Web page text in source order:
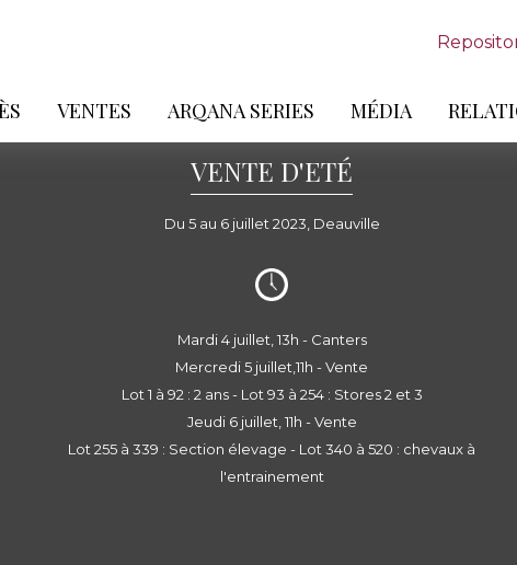
VENTES ARQANA SERIES MÉDIA
VENTE D'ETÉ
Du 5 au 6 juillet 2023, Deauville
Mardi 4 juillet, 13h - Canters
Mercredi 5 juillet,11h - Vente
Lot 1 à 92 : 2 ans - Lot 93 à 254 : Stores 2 et 3
Jeudi 6 juillet, 11h - Vente
Lot 255 à 339 : Section élevage - Lot 340 à 520 : chevaux à
l'entrainement